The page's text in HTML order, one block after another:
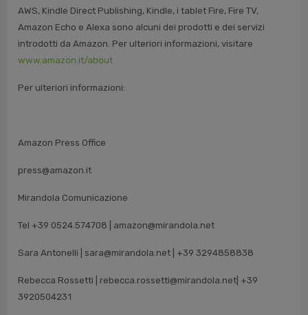
AWS, Kindle Direct Publishing, Kindle, i tablet Fire, Fire TV,
Amazon Echo e Alexa sono alcuni dei prodotti e dei servizi
introdotti da Amazon. Per ulteriori informazioni, visitare
www.amazon.it/about
Per ulteriori informazioni:
Amazon Press Office
press@amazon.it
Mirandola Comunicazione
Tel +39 0524.574708 | amazon@mirandola.net
Sara Antonelli | sara@mirandola.net | +39 3294858838
Rebecca Rossetti | rebecca.rossetti@mirandola.net| +39
3920504231